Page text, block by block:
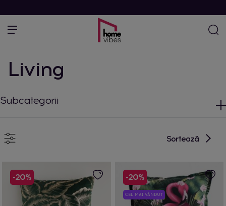
Living
Subcategorii
Sortează
-20% -20%
CEL MAI VÂNDUT